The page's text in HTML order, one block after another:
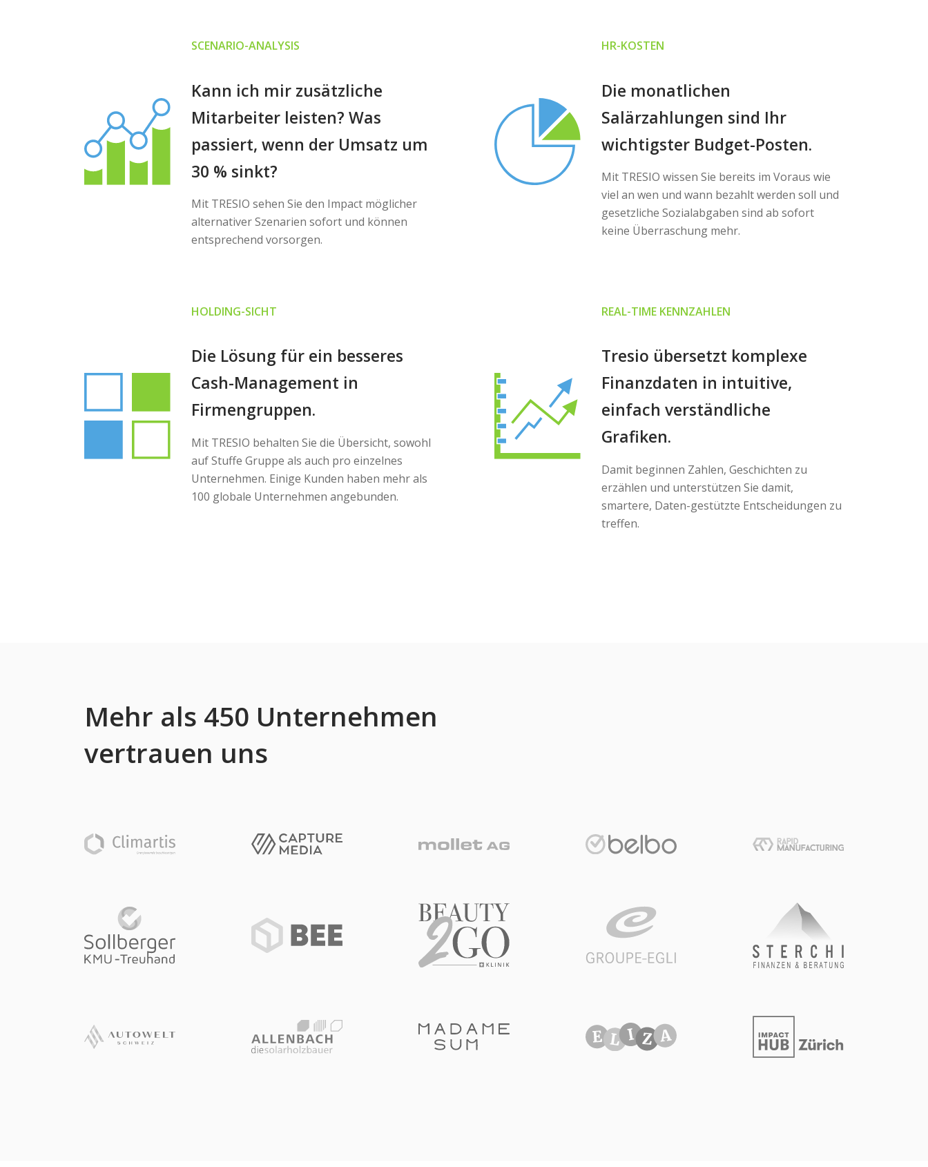
SCENARIO-ANALYSIS
Kann ich mir zusätzliche
Mitarbeiter leisten? Was
passiert, wenn der Umsatz um
30 % sinkt?
Mit TRESIO sehen Sie den Impact möglicher
alternativer Szenarien sofort und können
entsprechend vorsorgen.
HR-KOSTEN
Die monatlichen
Salärzahlungen sind Ihr
wichtigster Budget-Posten.
Mit TRESIO wissen Sie bereits im Voraus wie
viel an wen und wann bezahlt werden soll und
gesetzliche Sozialabgaben sind ab sofort
keine Überraschung mehr.
HOLDING-SICHT
Die Lösung für ein besseres
Cash-Management in
Firmengruppen.
Mit TRESIO behalten Sie die Übersicht, sowohl
auf Stuffe Gruppe als auch pro einzelnes
Unternehmen. Einige Kunden haben mehr als
100 globale Unternehmen angebunden.
REAL-TIME KENNZAHLEN
Tresio übersetzt komplexe
Finanzdaten in intuitive,
einfach verständliche
Grafiken.
Damit beginnen Zahlen, Geschichten zu
erzählen und unterstützen Sie damit,
smartere, Daten-gestützte Entscheidungen zu
treffen.
Mehr als 450 Unternehmen
vertrauen uns